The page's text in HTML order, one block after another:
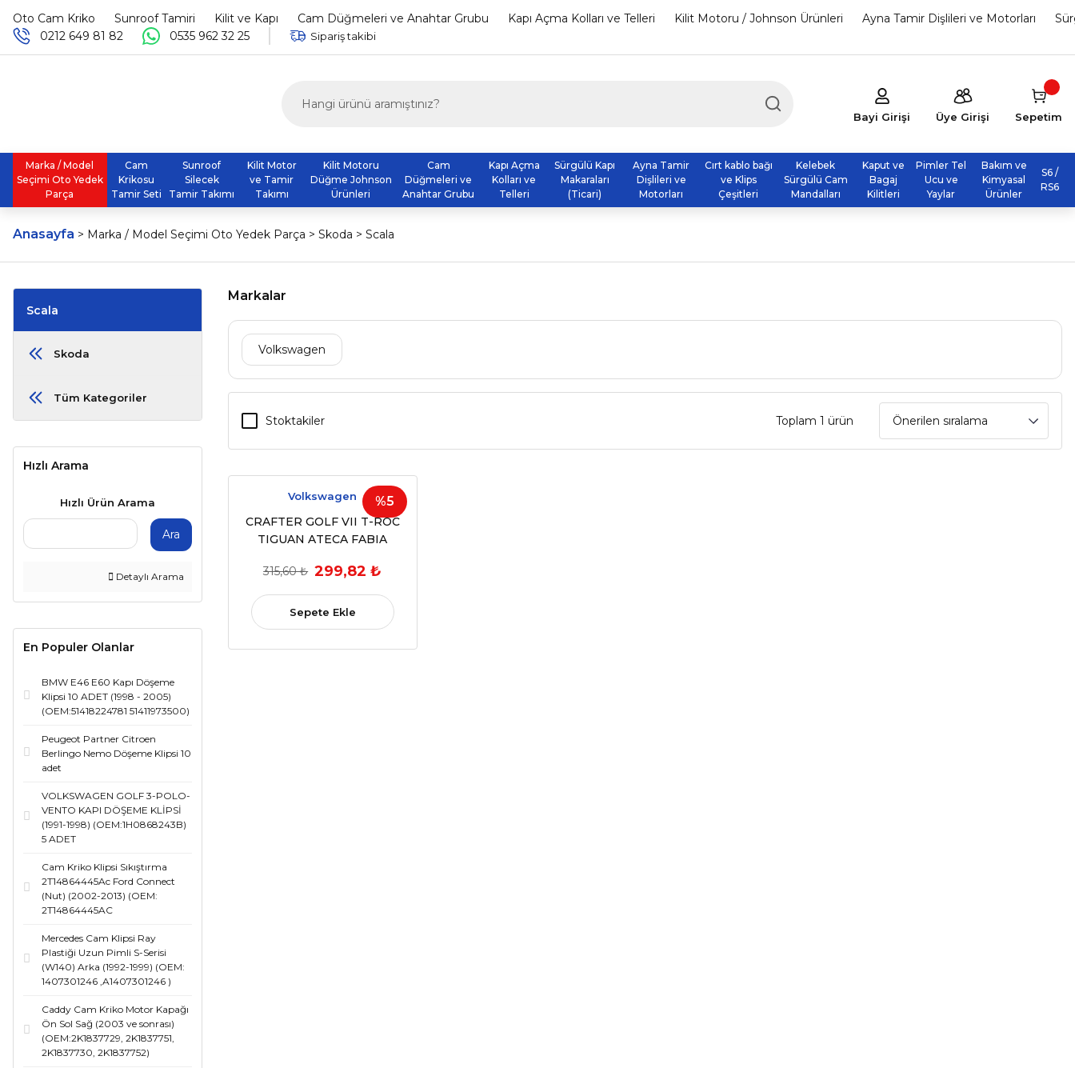
Oto Cam Kriko Sunroof Tamiri Kilit ve Kapı Cam Düğmeleri ve Anahtar Grubu Kapı Açma Kolları ve Telleri Kilit Motoru / Johnson Ürünleri Ayna Tamir Dişlileri ve Motorları
0212 649 81 82
0535 962 32 25 Sipariş takibi
Bayi Girişi Üye Girişi Sepetim
Marka / Model
Seçimi Oto Yedek
Parça
Cam
Krikosu
Tamir Seti
Sunroof
Silecek
Tamir Takımı
Kilit Motor
ve Tamir
Takımı
Kilit Motoru
Düğme Johnson
Ürünleri
Cam
Düğmeleri ve
Anahtar Grubu
Kapı Açma
Kolları ve
Telleri
Sürgülü Kapı
Makaraları
(Ticari)
Ayna Tamir
Dişlileri ve
Motorları
Cırt kablo bağı
ve Klips
Çeşitleri
Kelebek
Sürgülü Cam
Mandalları
Kaput ve
Bagaj
Kilitleri
Pimler Tel
Ucu ve
Yaylar
Bakım ve
Kimyasal
Ürünler
S6 /
RS6
Anasayfa Marka / Model Seçimi Oto Yedek Parça Skoda Scala
Scala
Skoda
Tüm Kategoriler
Hızlı Arama
Hızlı Ürün Arama
Ara
Detaylı Arama
En Populer Olanlar
BMW E46 E60 Kapı Döşeme
Klipsi 10 ADET (1998 - 2005)
(OEM:51418224781 51411973500)
Peugeot Partner Citroen
Berlingo Nemo Döşeme Klipsi 10
adet
VOLKSWAGEN GOLF 3-POLO-
VENTO KAPI DÖŞEME KLİPSİ
(1991-1998) (OEM:1H0868243B)
5 ADET
Cam Kriko Klipsi Sıkıştırma
2T14864445Ac Ford Connect
(Nut) (2002-2013) (OEM:
2T14864445AC
Mercedes Cam Klipsi Ray
Plastiği Uzun Pimli S-Serisi
(W140) Arka (1992-1999) (OEM:
1407301246 ,A1407301246 )
Caddy Cam Kriko Motor Kapağı
Ön Sol Sağ (2003 ve sonrası)
(OEM:2K1837729, 2K1837751,
2K1837730, 2K1837752)
Markalar
Volkswagen
Stoktakiler Toplam 1 ürün
%5
Volkswagen
CRAFTER GOLF VII T-ROC
TIGUAN ATECA FABIA
KAMIQ SUPERB
(5G0959855D
5G0959855K)CAM ACMA
KAPAMA ANAHTARI SAG ON
315,60 ₺ 299,82 ₺
Sepete Ekle